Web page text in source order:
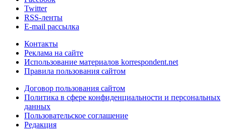
Twitter
RSS-ленты
E-mail рассылка
Контакты
Реклама на сайте
Использование материалов korrespondent.net
Правила пользования сайтом
Договор пользования сайтом
Политика в сфере конфиденциальности и персональных
данных
Пользовательское соглашение
Редакция